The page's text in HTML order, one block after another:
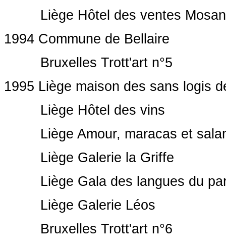
Liège Hôtel des ventes Mosan
1994 Commune de Bellaire
Bruxelles Trott'art n°5
1995 Liège maison des sans logis
Liège Hôtel des vins
Liège Amour, maracas et
Liège Galerie la Griffe
Liège Gala des langues du
Liège Galerie Léos
Bruxelles Trott'art n°6